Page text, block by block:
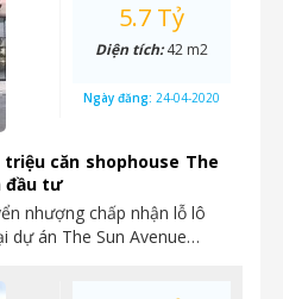
căn shophouse The
đầu tư
nhượng chấp nhận lỗ lô
dự án The Sun Avenue…
5.7 Tỷ
Diện tích:42 m2
Ngày đăng: 24-04-2020